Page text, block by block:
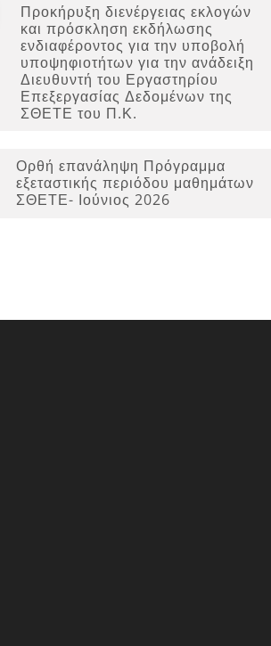
Προκήρυξη διενέργειας εκλογών
και πρόσκληση εκδήλωσης
ενδιαφέροντος για την υποβολή
υποψηφιοτήτων για την ανάδειξη
Διευθυντή του Εργαστηρίου
Επεξεργασίας Δεδομένων της
ΣΘΕΤΕ του Π.Κ.
Ορθή επανάληψη Πρόγραμμα
εξεταστικής περιόδου μαθημάτων
ΣΘΕΤΕ- Ιούνιος 2026